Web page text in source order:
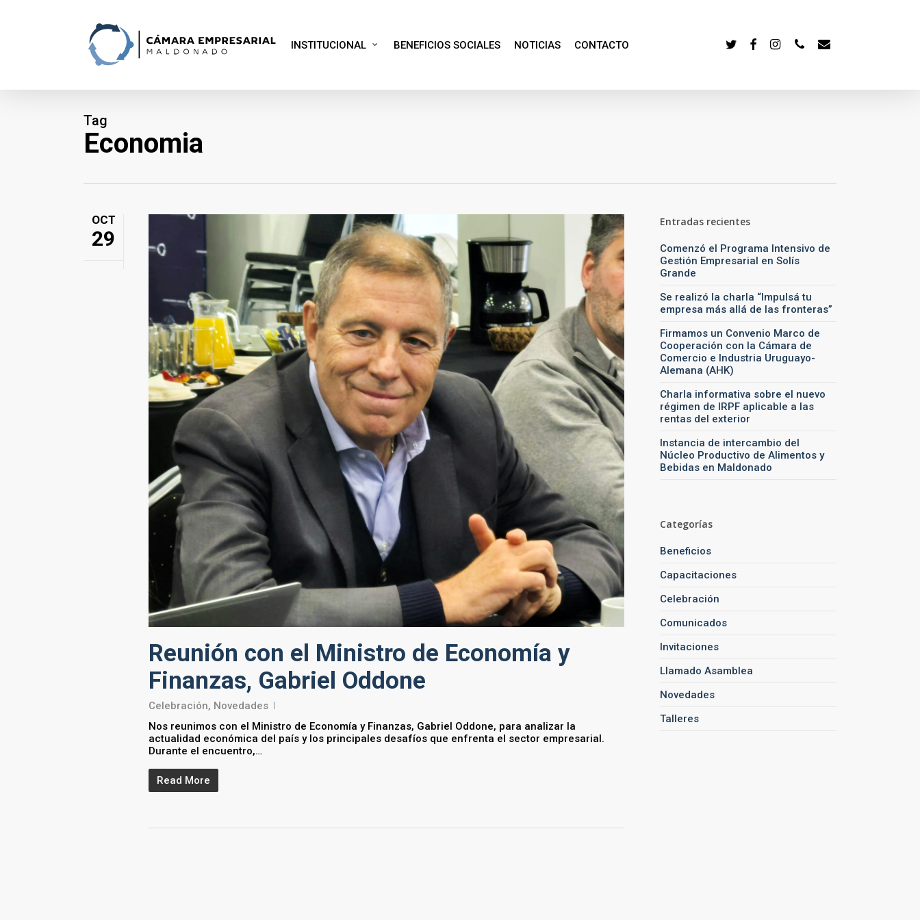
INSTITUCIONAL BENEFICIOS SOCIALES NOTICIAS CONTACTO TWITTERFACEBOOKINSTAGRAM
PHONEEMAIL
Tag
Economia
OCT
29
Reunión con el Ministro de Economía y
Finanzas, Gabriel Oddone
Celebración, Novedades
Nos reunimos con el Ministro de Economía y Finanzas, Gabriel Oddone, para analizar la
actualidad económica del país y los principales desafíos que enfrenta el sector empresarial.
Durante el encuentro,…
Read More
Entradas recientes
Comenzó el Programa Intensivo de
Gestión Empresarial en Solís
Grande
Se realizó la charla “Impulsá tu
empresa más allá de las fronteras”
Firmamos un Convenio Marco de
Cooperación con la Cámara de
Comercio e Industria Uruguayo-
Alemana (AHK)
Charla informativa sobre el nuevo
régimen de IRPF aplicable a las
rentas del exterior
Instancia de intercambio del
Núcleo Productivo de Alimentos y
Bebidas en Maldonado
Categorías
Beneficios
Capacitaciones
Celebración
Comunicados
Invitaciones
Llamado Asamblea
Novedades
Talleres